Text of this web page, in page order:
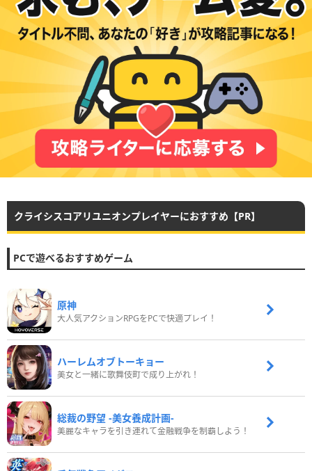
クライシスコアリユニオンプレイヤーにおすすめ【PR】
PCで遊べるおすすめゲーム
原神
大人気アクションRPGをPCで快適プレイ！
ハーレムオブトーキョー
美女と一緒に歌舞伎町で成り上がれ！
総裁の野望 -美女養成計画-
美麗なキャラを引き連れて金融戦争を制覇しよう！